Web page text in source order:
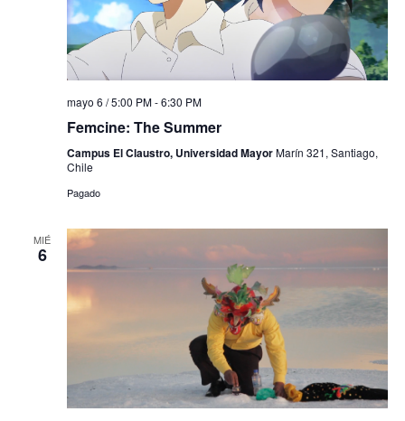
mayo 6 / 5:00 PM-6:30 PM
Femcine: The Summer
Campus El Claustro, Universidad MayorMarín 321, Santiago,
Chile
Pagado
MIÉ
6